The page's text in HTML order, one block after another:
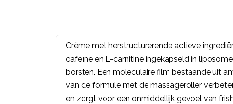
Crème met herstructurerende actieve
cafeïne en L-carnitine ingekapseld in
borsten. Een moleculaire film bestaande uit
van de formule met de massageroller
en zorgt voor een onmiddellijk gevoel van